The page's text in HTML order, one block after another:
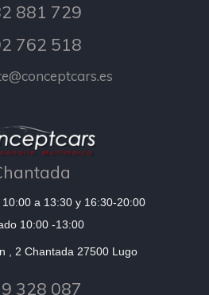
881 729
762 518
a 13:30 y 16:30-20:00
10:00 -13:00
, 2 Chantada 27500 Lugo
328 087